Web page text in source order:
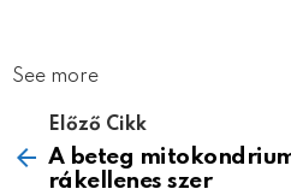
See more
Előző Cikk
A beteg
rákellenes szer